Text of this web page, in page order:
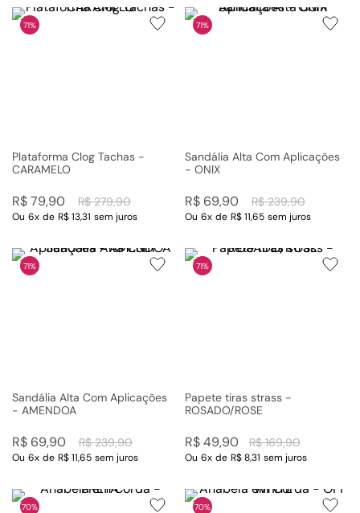
71%
Plataforma Clog Tachas -
CARAMELO
R$ 279,90
R$79,90
Ou 6x de R$ 13,31 sem juros
71%
Sandália Alta Com Aplicações
- ONIX
R$ 239,90
R$ 69,90
Ou 6x de R$ 11,65 sem juros
71%
Sandália Alta Com Aplicações
- AMENDOA
R$ 239,90
R$ 69,90
Ou 6x de R$ 11,65 sem juros
71%
Papete tiras strass -
ROSADO/ROSE
R$ 169,90
R$49,90
Ou 6x de R$ 8,31 sem juros
70% 70%